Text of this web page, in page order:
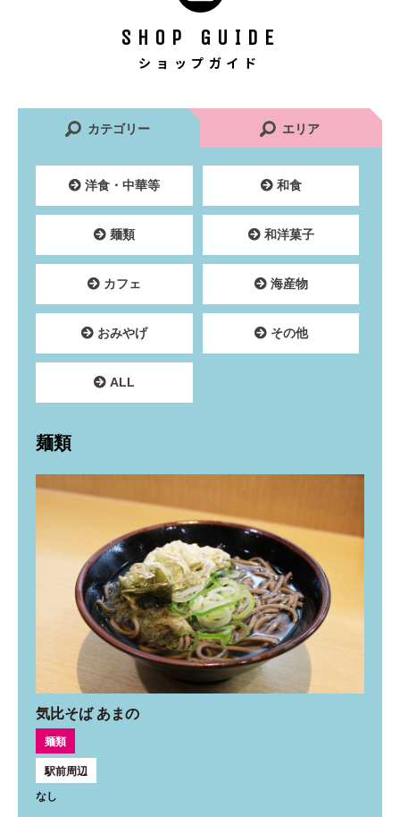
SHOP GUIDE
ショップガイド
カテゴリー エリア
洋食・中華等 和食
麺類 和洋菓子
カフェ 海産物
おみやげ その他
ALL
麺類
気比そば あまの
麺類
駅前周辺
なし